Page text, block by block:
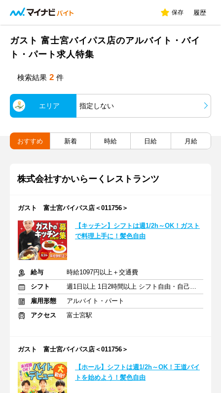
保存 履歴
ガスト 富士宮バイパス店のアルバイト・バイ
ト・パート求人特集
検索結果 2 件
エリア 指定しない
おすすめ 新着 時給 日給 月給
株式会社すかいらーくレストランツ
ガスト 富士宮バイパス店＜011756＞
【キッチン】シフトは週1/2h～OK！ガスト
で料理上手に！髪色自由
給与
時給1097円以上＋交通費
シフト
週1日以上 1日2時間以上 シフト自由・自己申告
雇用形態
アルバイト・パート
アクセス
富士宮駅
ガスト 富士宮バイパス店＜011756＞
【ホール】シフトは週1/2h～OK！王道バイ
トを始めよう！髪色自由